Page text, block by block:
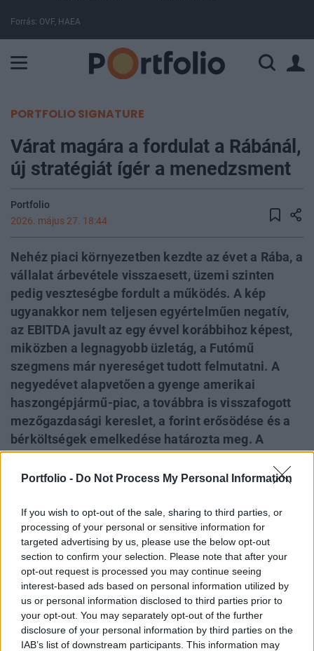
Portfolio - Do Not Process My Personal Information
If you wish to opt-out of the sale, sharing to third parties, or
processing of your personal or sensitive information for
targeted advertising by us, please use the below opt-out
section to confirm your selection. Please note that after your
opt-out request is processed you may continue seeing
interest-based ads based on personal information utilized by
us or personal information disclosed to third parties prior to
your opt-out. You may separately opt-out of the further
disclosure of your personal information by third parties on the
IAB’s list of downstream participants. This information may
Forrás: OVF, HAEA
PORTFOLIO SIGNATURE
Várat magára a fordulat a Rábánál,
új stratégiát ígér a menedzsment
Portfolio
2026. május 27. 18:44
Nehéz piaci környezetben kezdte az évet a Rába, a
vállalat árbevétele visszaesett, üzemi szinten
pedig veszteségbe fordult a működés. A kép
ugyanakkor nem teljesen egyértelműen negatív,
az EBITDA javult az egy évvel korábbihoz képest,
miközben a legnagyobb üzletág, a Futómű
szegmens már nyereséget tudott felmutatni. A
negyedévet alapvetően a gyenge amerikai
haszongépjármű-piac, a továbbra is visszafogott
mezőgazdasági kereslet, a forint erősödése és a
bérköltségek emelkedése határozta meg. A
menedzsment szerint jelenleg intenzív stratégiai
előkészítő munkálatok zajlanak, amelyek célja
Csökkenő árbevétel, üzemi veszteség
A Rába szerint a vállalat számára releváns piacok
vegyes képet mutattak az első negyedévben. Az
európai haszongépjármű-piac bővült, az ACEA
adatai alapján a regisztrációk 7 százalékkal